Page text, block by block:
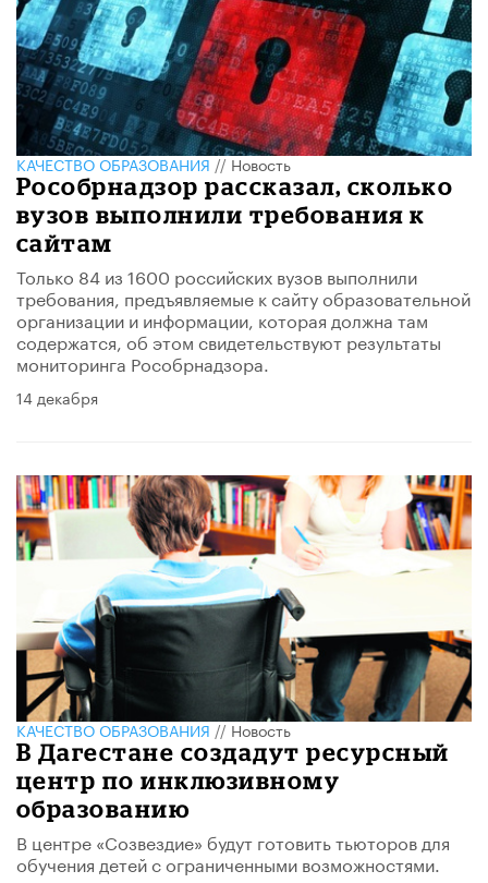
КАЧЕСТВО ОБРАЗОВАНИЯ//Новость
Рособрнадзор рассказал, сколько
вузов выполнили требования к
сайтам
Только 84 из 1600 российских вузов выполнили
требования, предъявляемые к сайту образовательной
организации и информации, которая должна там
содержатся, об этом свидетельствуют результаты
мониторинга Рособрнадзора.
14 декабря
КАЧЕСТВО ОБРАЗОВАНИЯ//Новость
В Дагестане создадут ресурсный
центр по инклюзивному
образованию
В центре «Созвездие» будут готовить тьюторов для
обучения детей с ограниченными возможностями.